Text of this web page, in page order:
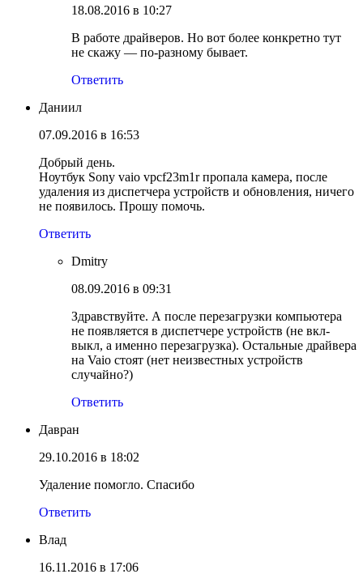
18.08.2016 в 10:27
В работе драйверов. Но вот более конкретно тут
не скажу — по-разному бывает.
Ответить
Даниил
07.09.2016 в 16:53
Добрый день.
Ноутбук Sony vaio vpcf23m1r пропала камера, после
удаления из диспетчера устройств и обновления, ничего
не появилось. Прошу помочь.
Ответить
Dmitry
08.09.2016 в 09:31
Здравствуйте. А после перезагрузки компьютера
не появляется в диспетчере устройств (не вкл-
выкл, а именно перезагрузка). Остальные драйвера
на Vaio стоят (нет неизвестных устройств
случайно?)
Ответить
Давран
29.10.2016 в 18:02
Удаление помогло. Спасибо
Ответить
Влад
16.11.2016 в 17:06